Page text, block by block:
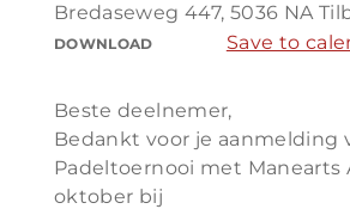
Bredaseweg 447, 5036 NA
DOWNLOAD Save to
Beste deelnemer,
Bedankt voor je aanmelding
Padeltoernooi met Manearts
oktober bij